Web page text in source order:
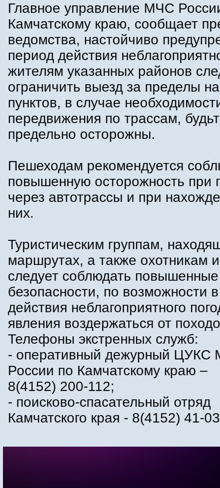
Главное управление МЧС
Камчатскому краю, сообщает
ведомства, настойчиво
период действия
жителям указанных районов
ограничить выезд за пределы
пунктов, в случае
передвижения по трассам,
предельно осторожны.
Пешеходам рекомендуется
повышенную осторожность при
через автотрассы и при
них.
Туристическим группам,
маршрутах, а также охотникам
следует соблюдать
безопасности, по возможности
действия неблагоприятного
явления воздержаться от
Телефоны экстренных служб:
- оперативный дежурный ЦУКС
России по Камчатскому краю –
8(4152) 200-112;
- поисково-спасательный отряд
Камчатского края - 8(4152) 41-